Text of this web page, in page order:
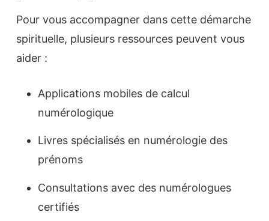
Pour vous accompagner dans cette démarche
spirituelle, plusieurs ressources peuvent vous
aider :
Applications mobiles de calcul
numérologique
Livres spécialisés en numérologie des
prénoms
Consultations avec des numérologues
certifiés